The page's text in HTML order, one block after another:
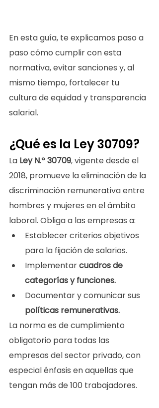
En esta guía, te explicamos paso a
paso cómo cumplir con esta
normativa, evitar sanciones y, al
mismo tiempo, fortalecer tu
cultura de equidad y transparencia
salarial.
¿Qué es la Ley 30709?
La Ley N.º 30709, vigente desde el
2018, promueve la eliminación de la
discriminación remunerativa entre
hombres y mujeres en el ámbito
laboral. Obliga a las empresas a:
Establecer criterios objetivos
para la fijación de salarios.
Implementar cuadros de
categorías y funciones.
Documentar y comunicar sus
políticas remunerativas.
La norma es de cumplimiento
obligatorio para todas las
empresas del sector privado, con
especial énfasis en aquellas que
tengan más de 100 trabajadores.